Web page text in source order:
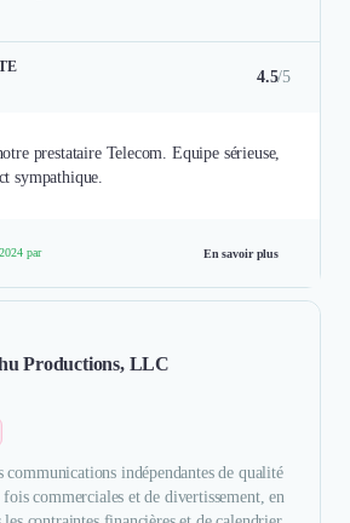
4.5/5
prestataire Telecom. Equipe sérieuse,
sympathique.
par En savoir plus
Productions, LLC
communications indépendantes de qualité
commerciales et de divertissement, en